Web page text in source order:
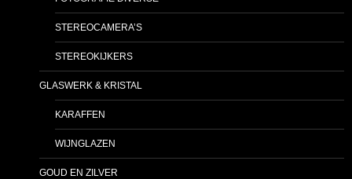
STEREOCAMERA’S
STEREOKIJKERS
GLASWERK & KRISTAL
KARAFFEN
WIJNGLAZEN
GOUD EN ZILVER